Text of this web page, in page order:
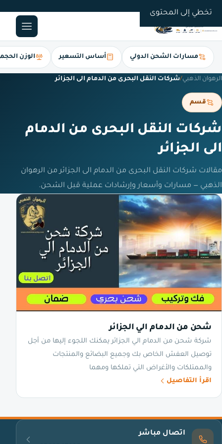
تخطي إلى المحتوى
مسارات الشحن الدولي أساس التسعير الوزن
الرهوان الذهبي/شركات النقل البحرى من الدمام الى الجزائر
قسم
شركات النقل البحرى من الدمام
الى الجزائر
مقالات شركات النقل البحرى من الدمام الى الجزائر من الرهوان
الذهبي — مسارات وأسعار وإرشادات عملية قبل الشحن.
شحن من الدمام الي الجزائر
شركة شحن من الدمام الي الجزائر يمكنك اللجوء إليها من أجل
توصيل العفش الخاص بك وجميع البضائع والمنتجات
والممتلكات والأغراض التي تملكها ومهما
اقرأ التفاصيل
اتصال مباشر